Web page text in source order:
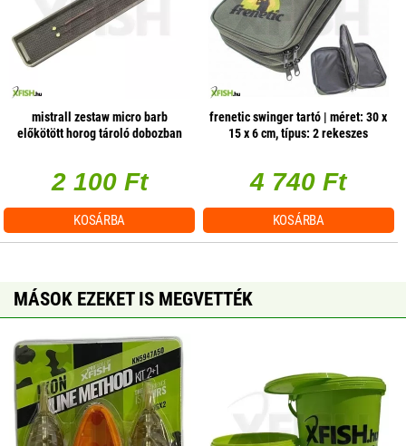
mistrall zestaw micro barb
előkötött horog tároló dobozban
2 100 Ft
KOSÁRBA
frenetic swinger tartó | méret: 30 x
15 x 6 cm, típus: 2 rekeszes
4 740 Ft
KOSÁRBA
MÁSOK EZEKET IS MEGVETTÉK